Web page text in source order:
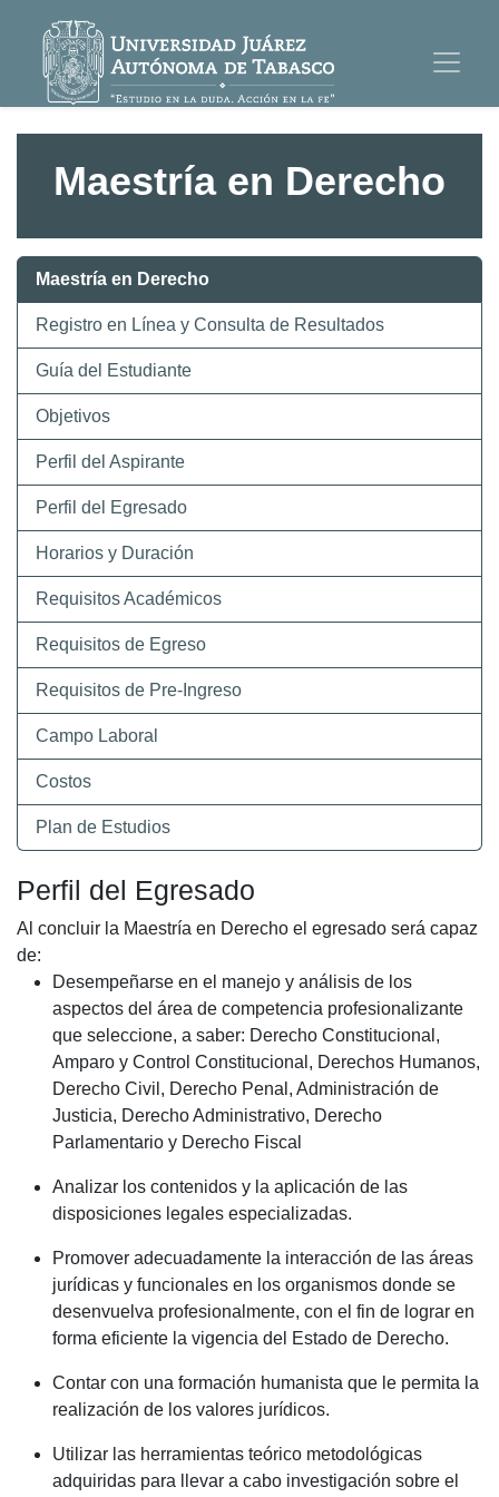
Maestría en Derecho
Maestría en Derecho
Registro en Línea y Consulta de Resultados
Guía del Estudiante
Objetivos
Perfil del Aspirante
Perfil del Egresado
Horarios y Duración
Requisitos Académicos
Requisitos de Egreso
Requisitos de Pre-Ingreso
Campo Laboral
Costos
Plan de Estudios
Perfil del Egresado
Al concluir la Maestría en Derecho el egresado será capaz
de:
Desempeñarse en el manejo y análisis de los
aspectos del área de competencia profesionalizante
que seleccione, a saber: Derecho Constitucional,
Amparo y Control Constitucional, Derechos Humanos,
Derecho Civil, Derecho Penal, Administración de
Justicia, Derecho Administrativo, Derecho
Parlamentario y Derecho Fiscal
Analizar los contenidos y la aplicación de las
disposiciones legales especializadas.
Promover adecuadamente la interacción de las áreas
jurídicas y funcionales en los organismos donde se
desenvuelva profesionalmente, con el fin de lograr en
forma eficiente la vigencia del Estado de Derecho.
Contar con una formación humanista que le permita la
realización de los valores jurídicos.
Utilizar las herramientas teórico metodológicas
adquiridas para llevar a cabo investigación sobre el